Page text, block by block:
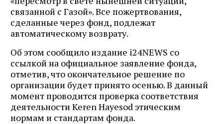
связанной с Газой». Все пожертвования,
сделанные через фонд, подлежат
автоматическому возврату.
Об этом сообщило издание i24NEWS со
ссылкой на официальное заявление фонда,
отметив, что окончательное решение по
организации будет принято осенью. В данный
момент проводится проверка соответствия
деятельности Keren Hayesod этическим
нормам и стандартам фонда.